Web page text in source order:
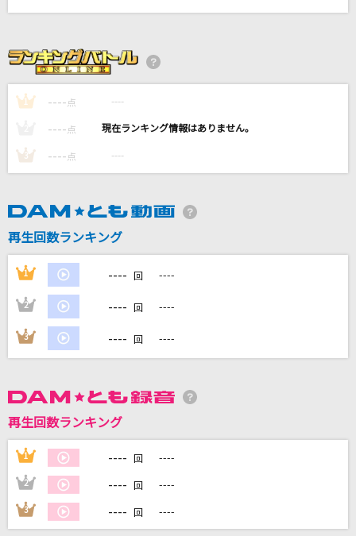
BoA
生まれてはじめて
神田沙也加、松たか子
春風
SEKAI NO OWARI(世界の終わり)
カラオケ最新情報をチェック！
1 ---- 点 ----
---- 点 ----
3 ---- 点 ----
再生回数ランキング
1 ---- 回 ----
2 ---- 回 ----
3 ---- 回 ----
再生回数ランキング
1 ---- 回 ----
2 ---- 回 ----
3 ---- 回 ----